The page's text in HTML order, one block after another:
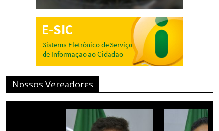
Nossos Vereadores